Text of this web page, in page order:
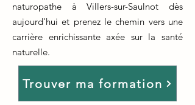
naturopathe à Villers-sur-Saulnot dès
aujourd'hui et prenez le chemin vers une
carrière enrichissante axée sur la santé
naturelle.
Trouver ma formation